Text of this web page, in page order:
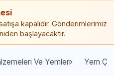
kapalıdır. Gönderimlerimiz
başlayacaktır.
Ve Yemleri Yem